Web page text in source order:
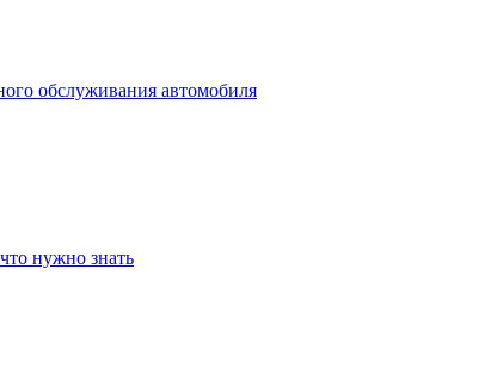
обслуживания автомобиля
нужно знать